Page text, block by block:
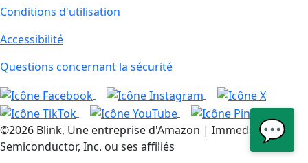
Conditions d'utilisation
Accessibilité
Questions concernant la sécurité
©2026 Blink, Une entreprise d'Amazon | Immedia
Semiconductor, Inc. ou ses affiliés
💬